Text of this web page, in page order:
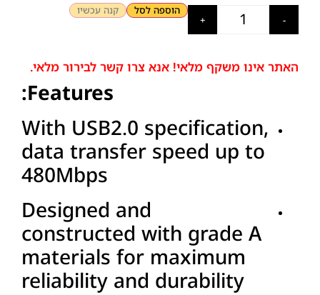
-
+
הוספה לסל קנה עכשיו
האתר אינו משקף מלאי! אנא צרו קשר לבירור מלאי.
Features:
With USB2.0 specification,
data transfer speed up to
480Mbps
Designed and
constructed with grade A
materials for maximum
reliability and durability